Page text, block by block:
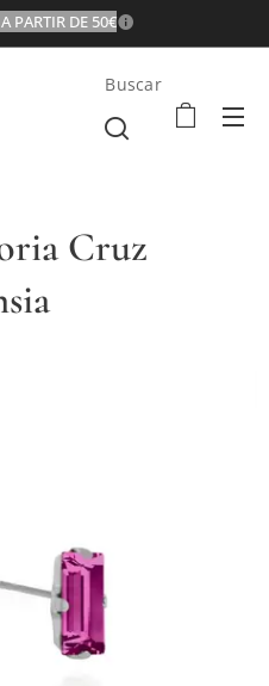
PARTIR DE 50€
Buscar
Cruz